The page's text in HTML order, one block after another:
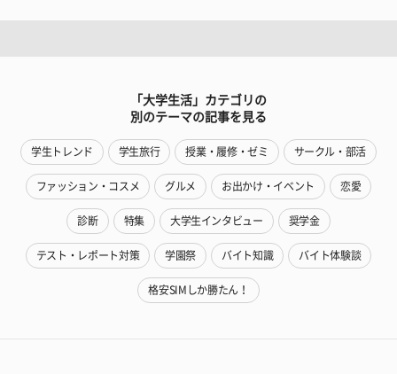
「大学生活」カテゴリの
別のテーマの記事を見る
学生トレンド 学生旅行 授業・履修・ゼミ サークル・部活
ファッション・コスメ グルメ お出かけ・イベント 恋愛
診断 特集 大学生インタビュー 奨学金
テスト・レポート対策 学園祭 バイト知識 バイト体験談
格安SIMしか勝たん！